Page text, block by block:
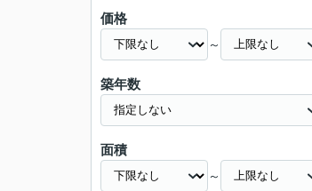
価格
～
築年数
面積
～